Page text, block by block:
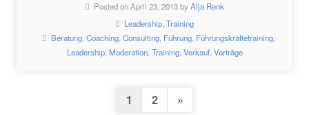
Posted on April 23, 2013 byAlja Renk
Leadership, Training
Beratung, Coaching, Consulting, Führung, Führungskräftetraining,
Leadership, Moderation, Training, Verkauf, Vorträge
1 2
Next
»